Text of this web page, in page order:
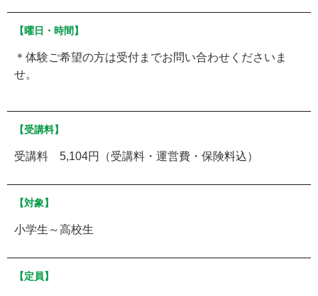
【曜日・時間】
＊体験ご希望の方は受付までお問い合わせくださいま
せ。
【受講料】
受講料 5,104円（受講料・運営費・保険料込）
【対象】
小学生～高校生
【定員】